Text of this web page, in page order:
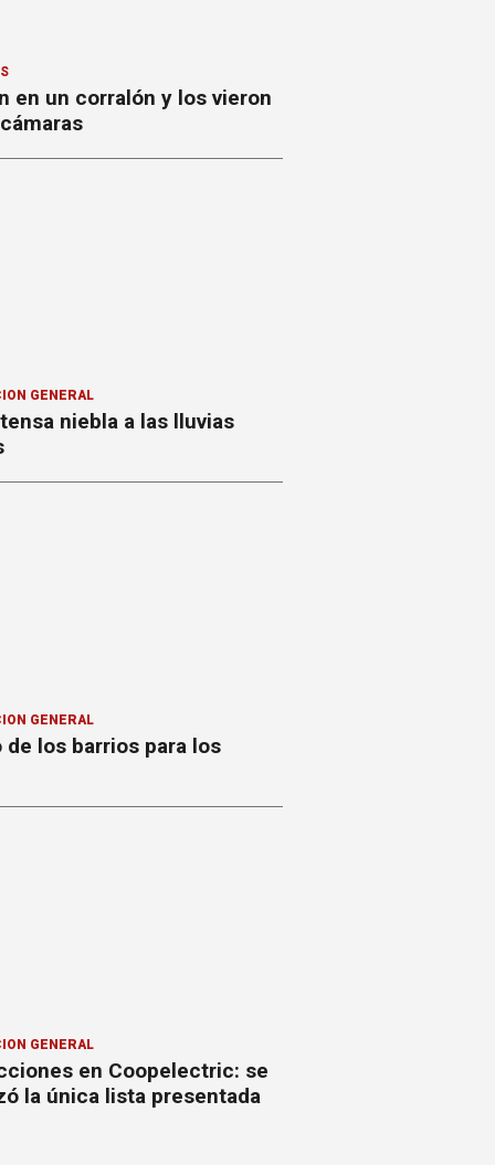
en un corralón y los vieron
GENERAL
niebla a las lluvias
GENERAL
de los barrios para los
GENERAL
en Coopelectric: se
la única lista presentada